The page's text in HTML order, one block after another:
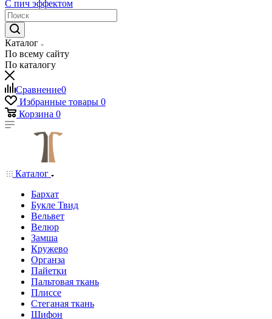
С пич эффектом
Каталог
По всему сайту
По каталогу
Сравнение0
Избранные товары 0
Корзина 0
Каталог
Бархат
Букле Твид
Вельвет
Велюр
Замша
Кружево
Органза
Пайетки
Пальтовая ткань
Плиссе
Стеганая ткань
Шифон